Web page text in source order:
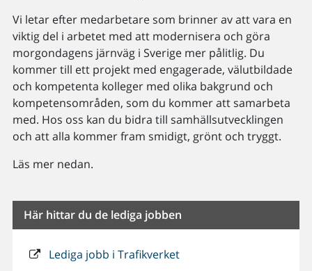
Vi letar efter medarbetare som brinner av att vara en
viktig del i arbetet med att modernisera och göra
morgondagens järnväg i Sverige mer pålitlig. Du
kommer till ett projekt med engagerade, välutbildade
och kompetenta kolleger med olika bakgrund och
kompetensområden, som du kommer att samarbeta
med. Hos oss kan du bidra till samhällsutvecklingen
och att alla kommer fram smidigt, grönt och tryggt.
Läs mer nedan.
Här hittar du de lediga jobben
Lediga jobb i Trafikverket